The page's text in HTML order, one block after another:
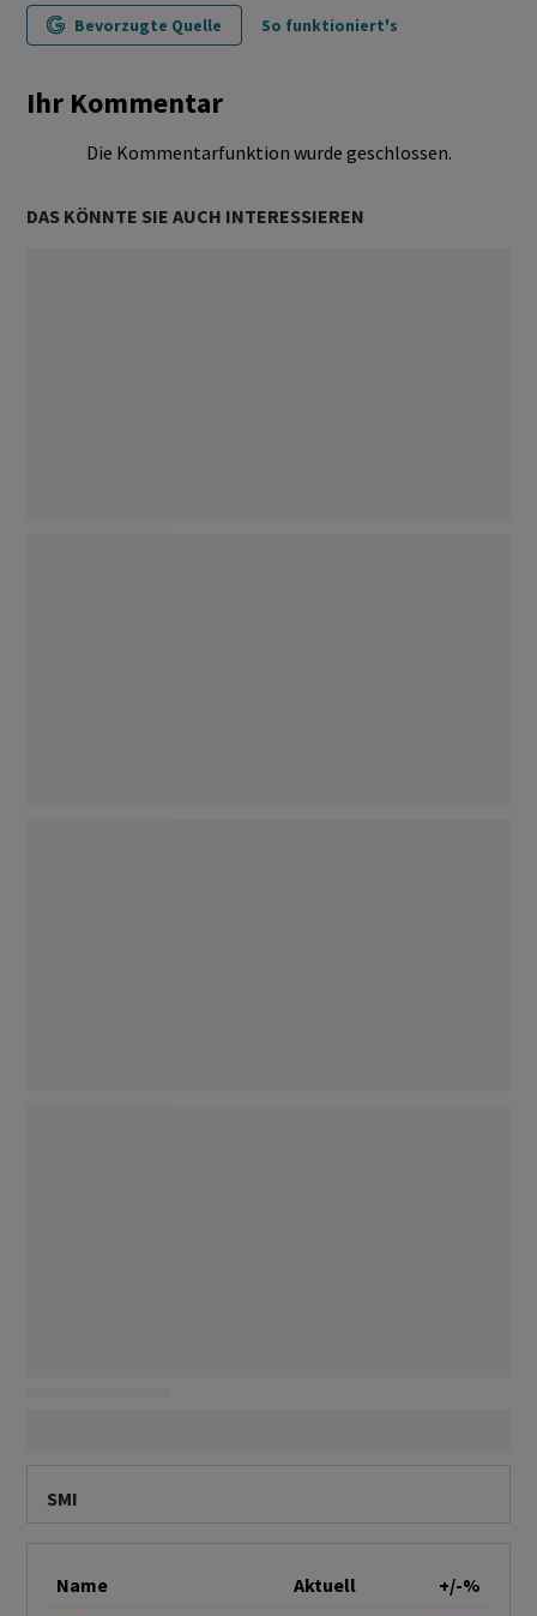
Bevorzugte Quelle So funktioniert's
Ihr Kommentar
Die Kommentarfunktion wurde geschlossen.
DAS KÖNNTE SIE AUCH INTERESSIEREN
SMI
Name Aktuell
+/-%